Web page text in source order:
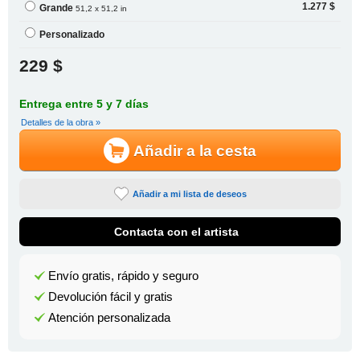
Grande51,2 x 51,2 in 1.277 $
Personalizado
229 $
Entrega entre 5 y 7 días
Detalles de la obra »
Añadir a la cesta
Añadir a mi lista de deseos
Contacta con el artista
Envío gratis, rápido y seguro
Devolución fácil y gratis
Atención personalizada